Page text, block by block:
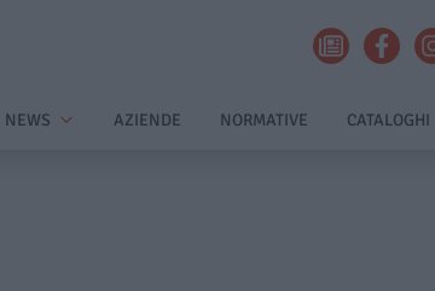
NEWS AZIENDE NORMATIVE CATALOGHI